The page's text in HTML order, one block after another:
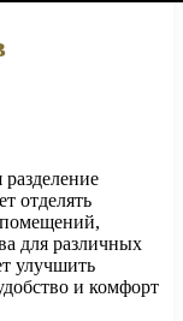
отделять
для различных
улучшить
и комфорт